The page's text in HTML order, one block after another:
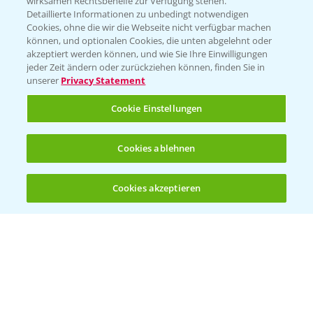
(noch 4)
Beratung auf WhatsApp
T.+49 (0)174 346 564 1
KONTAKT
Hilfe in Notfällen
+49 (0)214/30-20220
Detaillierte Informationen zu unbedingt notwendigen
Cookies, ohne die wir die Webseite nicht verfügbar machen
können, und optionalen Cookies, die unten abgelehnt oder
akzeptiert werden können, und wie Sie Ihre Einwilligungen
jeder Zeit ändern oder zurückziehen können, finden Sie in
unserer Privacy Statement
Cookie Einstellungen
Cookies ablehnen
Cookies akzeptieren